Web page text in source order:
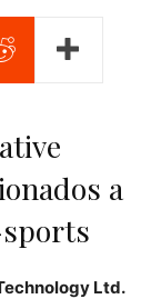
a
Ltd.